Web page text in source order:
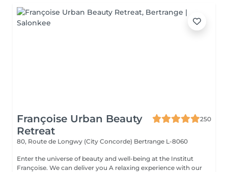
Françoise Urban Beauty
Retreat
250
80, Route de Longwy (City Concorde) Bertrange L-8060
Enter the universe of beauty and well-being at the Institut
Françoise. We can deliver you A relaxing experience with our